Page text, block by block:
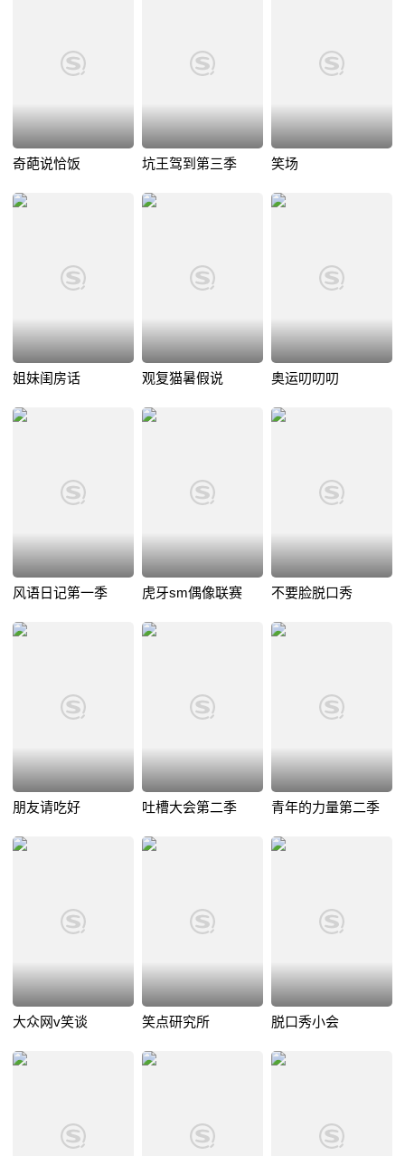
奇葩说恰饭 坑王驾到第三季 笑场
姐妹闺房话 观复猫暑假说 奥运叨叨叨
风语日记第一季 虎牙sm偶像联赛 不要脸脱口秀
朋友请吃好 吐槽大会第二季 青年的力量第二季
大众网v笑谈 笑点研究所 脱口秀小会